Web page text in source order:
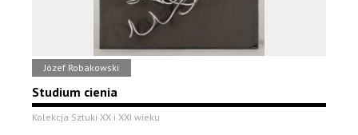
Józef Robakowski
Studium cienia
Kolekcja Sztuki XX i XXI wieku